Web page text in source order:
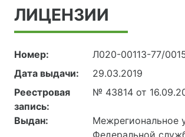
ЛИЦЕНЗИИ
Номер:
Л020-00113-77/
Дата выдачи:
29.03.2019
Реестровая
запись:
№ 43814 от
Выдан:
Межрегиональное
Федеральной